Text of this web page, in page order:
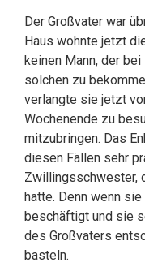
Der Großvater war
Haus wohnte jetzt
keinen Mann, der
solchen zu
verlangte sie jetzt
Wochenende zu
mitzubringen. Das
diesen Fällen sehr
Zwillingsschwester,
hatte. Denn wenn
beschäftigt und sie
des Großvaters
basteln.